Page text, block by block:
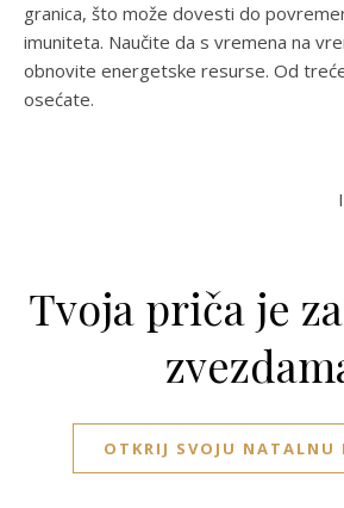
granica, što može dovesti do
imuniteta. Naučite da s vremena na
obnovite energetske resurse. Od
osećate.
Tvoja priča je
OTKRIJ SVOJU NATALNU